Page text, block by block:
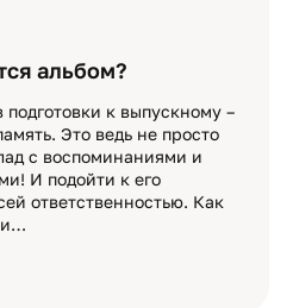
альбом?
к выпускному –
Это ведь не просто
с воспоминаниями и
И подойти к его
ответственностью. Как
и…